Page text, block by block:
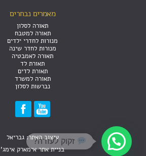
מאמרים נבחרים
תאורה לסלון
תאורה למטבח
מנורות לחדרי ילדים
מנורות לחדר שינה
תאורה לאמבטיה
תאורת לד
תאורת לדים
תאורה למשרד
נברשות לסלון
עיצוב האתר: גבריאל
בניית אתר אימארק אימג'
זקוק לעזרה?